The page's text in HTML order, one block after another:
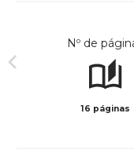
Nº de
16 páginas